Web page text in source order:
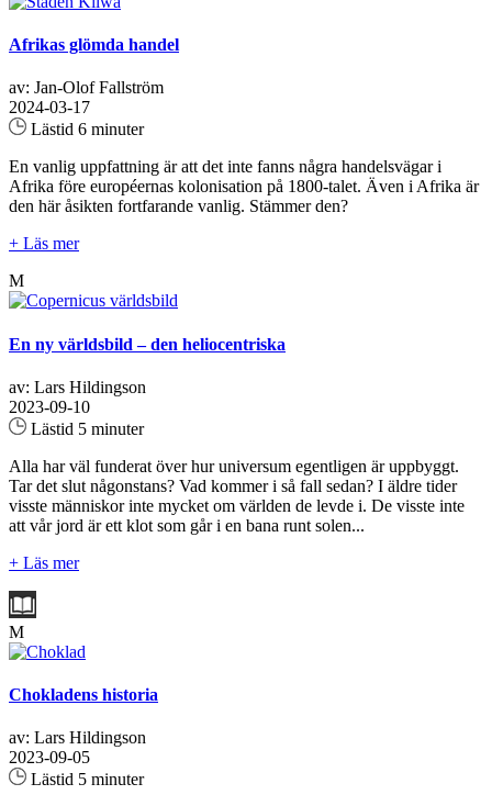
Afrikas glömda handel
av: Jan-Olof Fallström
2024-03-17
Lästid 6 minuter
En vanlig uppfattning är att det inte fanns några handelsvägar i
Afrika före européernas kolonisation på 1800-talet. Även i Afrika är
den här åsikten fortfarande vanlig. Stämmer den?
+ Läs mer
M
En ny världsbild – den heliocentriska
av: Lars Hildingson
2023-09-10
Lästid 5 minuter
Alla har väl funderat över hur universum egentligen är uppbyggt.
Tar det slut någonstans? Vad kommer i så fall sedan? I äldre tider
visste människor inte mycket om världen de levde i. De visste inte
att vår jord är ett klot som går i en bana runt solen...
+ Läs mer
M
Chokladens historia
av: Lars Hildingson
2023-09-05
Lästid 5 minuter